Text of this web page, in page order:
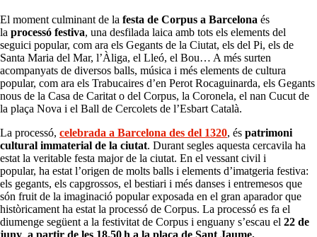
El moment culminant de la festa de Corpus a Barcelona és
la processó festiva, una desfilada laica amb tots els elements del
seguici popular, com ara els Gegants de la Ciutat, els del Pi, els de
Santa Maria del Mar, l’Àliga, el Lleó, el Bou… A més surten
acompanyats de diversos balls, música i més elements de cultura
popular, com ara els Trabucaires d’en Perot Rocaguinarda, els Gegants
nous de la Casa de Caritat o del Corpus, la Coronela, el nan Cucut de
la plaça Nova i el Ball de Cercolets de l’Esbart Català.
La processó, celebrada a Barcelona des del 1320, és patrimoni
cultural immaterial de la ciutat. Durant segles aquesta cercavila ha
estat la veritable festa major de la ciutat. En el vessant civil i
popular, ha estat l’origen de molts balls i elements d’imatgeria festiva:
els gegants, els capgrossos, el bestiari i més danses i entremesos que
són fruit de la imaginació popular exposada en el gran aparador que
històricament ha estat la processó de Corpus. La processó es fa el
diumenge següent a la festivitat de Corpus i enguany s’escau el 22 de
juny, a partir de les 18.50 h a la plaça de Sant Jaume.